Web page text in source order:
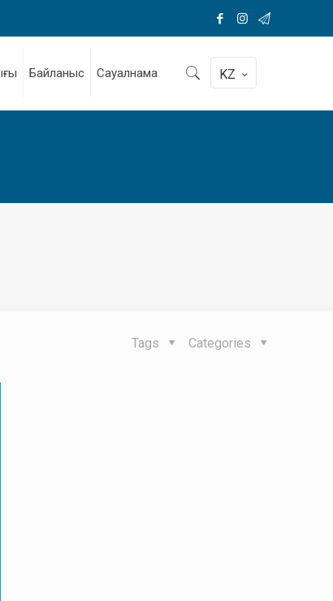
Байланыс Сауалнама KZ
Categories
Tags